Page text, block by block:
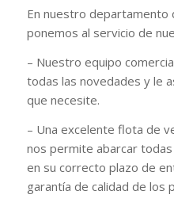
En nuestro departamento
ponemos al servicio de
– Nuestro equipo
todas las novedades y le
que necesite.
– Una excelente flota de
nos permite abarcar
en su correcto plazo de
garantía de calidad de los